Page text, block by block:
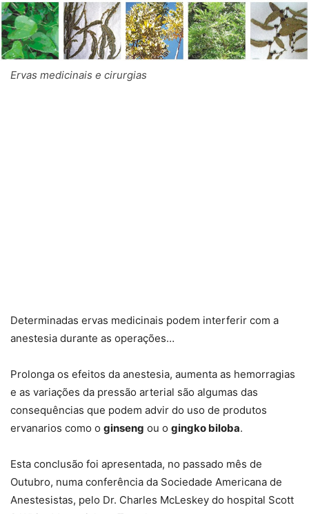
Ervas medicinais e cirurgias
Determinadas ervas medicinais podem interferir com a
anestesia durante as operações…
Prolonga os efeitos da anestesia, aumenta as hemorragias
e as variações da pressão arterial são algumas das
consequências que podem advir do uso de produtos
ervanarios como o ginseng ou o gingko biloba.
Esta conclusão foi apresentada, no passado mês de
Outubro, numa conferência da Sociedade Americana de
Anestesistas, pelo Dr. Charles McLeskey do hospital Scott